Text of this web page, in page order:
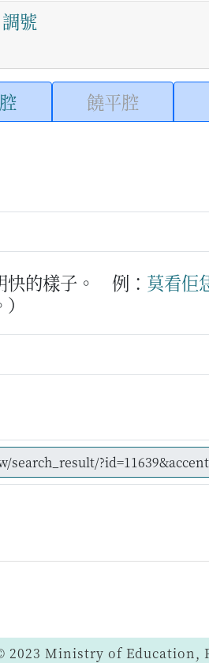
調號
饒平腔
的樣子。 例： 莫看佢
© 2023 Ministry of